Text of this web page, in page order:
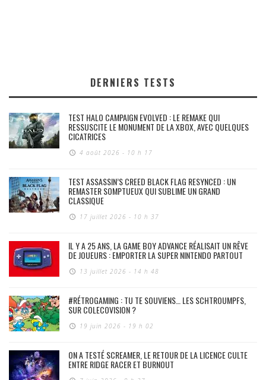
DERNIERS TESTS
TEST HALO CAMPAIGN EVOLVED : LE REMAKE QUI
RESSUSCITE LE MONUMENT DE LA XBOX, AVEC QUELQUES
CICATRICES
4 août 2026 - 10 h 17
TEST ASSASSIN’S CREED BLACK FLAG RESYNCED : UN
REMASTER SOMPTUEUX QUI SUBLIME UN GRAND
CLASSIQUE
17 juillet 2026 - 10 h 37
IL Y A 25 ANS, LA GAME BOY ADVANCE RÉALISAIT UN RÊVE
DE JOUEURS : EMPORTER LA SUPER NINTENDO PARTOUT
13 juillet 2026 - 14 h 48
#RÉTROGAMING : TU TE SOUVIENS… LES SCHTROUMPFS,
SUR COLECOVISION ?
19 juin 2026 - 19 h 02
ON A TESTÉ SCREAMER, LE RETOUR DE LA LICENCE CULTE
ENTRE RIDGE RACER ET BURNOUT